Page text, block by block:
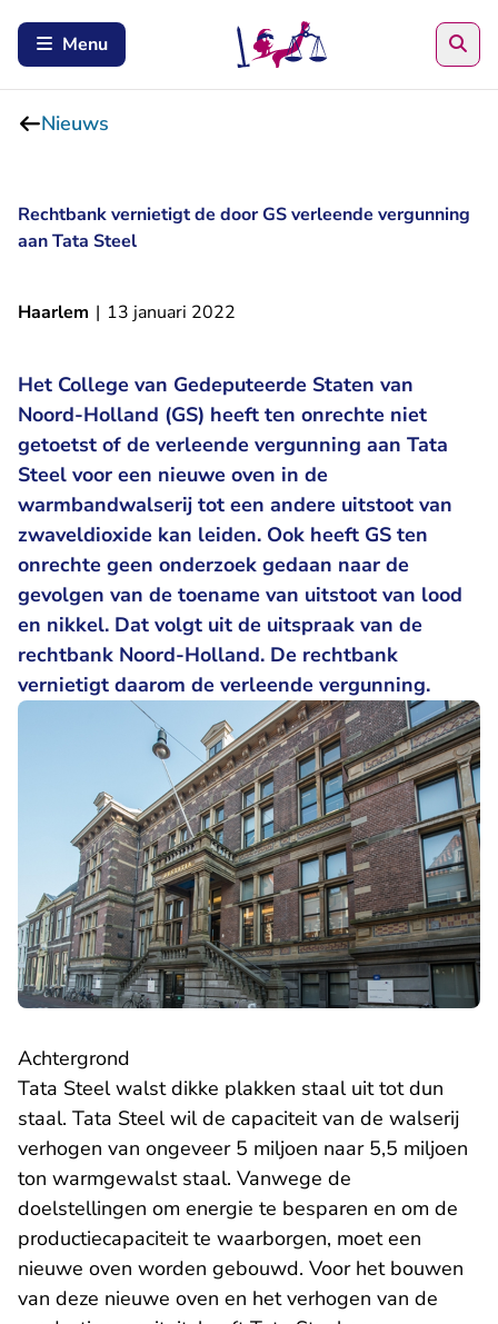
Menu
Nieuws
Rechtbank vernietigt de door GS verleende vergunning
aan Tata Steel
Haarlem | 13 januari 2022
Het College van Gedeputeerde Staten van
Noord-Holland (GS) heeft ten onrechte niet
getoetst of de verleende vergunning aan Tata
Steel voor een nieuwe oven in de
warmbandwalserij tot een andere uitstoot van
zwaveldioxide kan leiden. Ook heeft GS ten
onrechte geen onderzoek gedaan naar de
gevolgen van de toename van uitstoot van lood
en nikkel. Dat volgt uit de uitspraak van de
rechtbank Noord-Holland. De rechtbank
vernietigt daarom de verleende vergunning.
Achtergrond
Tata Steel walst dikke plakken staal uit tot dun
staal. Tata Steel wil de capaciteit van de walserij
verhogen van ongeveer 5 miljoen naar 5,5 miljoen
ton warmgewalst staal. Vanwege de
doelstellingen om energie te besparen en om de
productiecapaciteit te waarborgen, moet een
nieuwe oven worden gebouwd. Voor het bouwen
van deze nieuwe oven en het verhogen van de